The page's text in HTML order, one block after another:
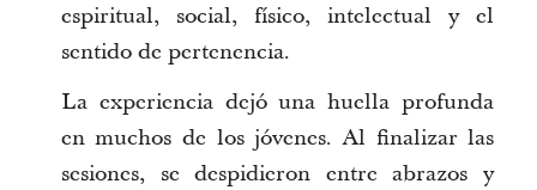
espiritual, social, físico, intelectual y el
sentido de pertenencia.
La experiencia dejó una huella profunda
en muchos de los jóvenes. Al finalizar las
sesiones, se despidieron entre abrazos y